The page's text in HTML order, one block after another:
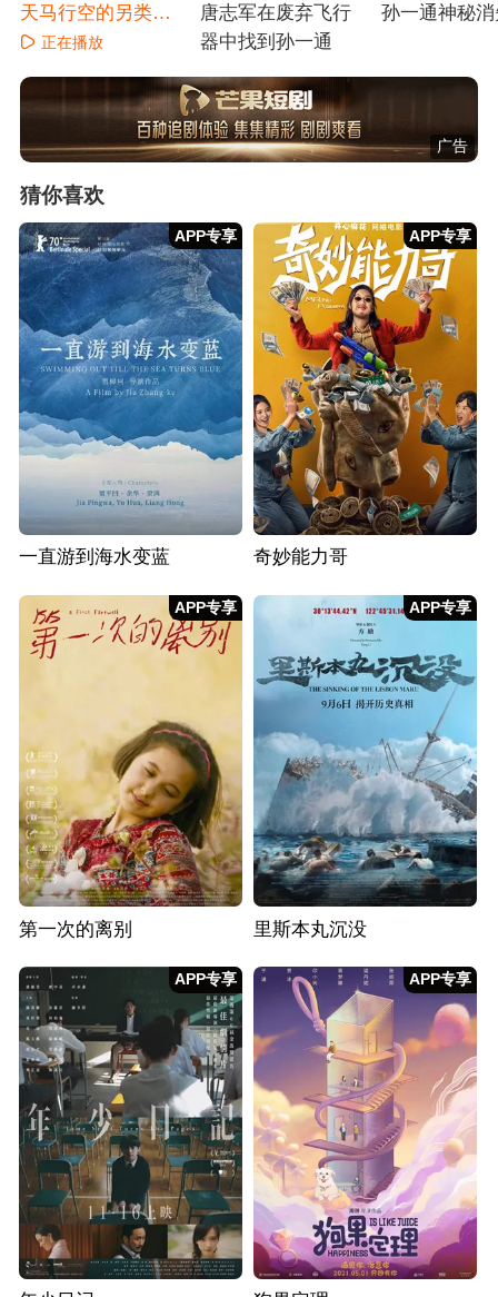
天马行空的另类科
幻片正在播放
唐志军在废弃飞行
器中找到孙一通
孙一通神秘
广告
猜你喜欢
APP专享
一直游到海水变蓝
APP专享
奇妙能力哥
APP专享
第一次的离别
APP专享
里斯本丸沉没
APP专享 APP专享